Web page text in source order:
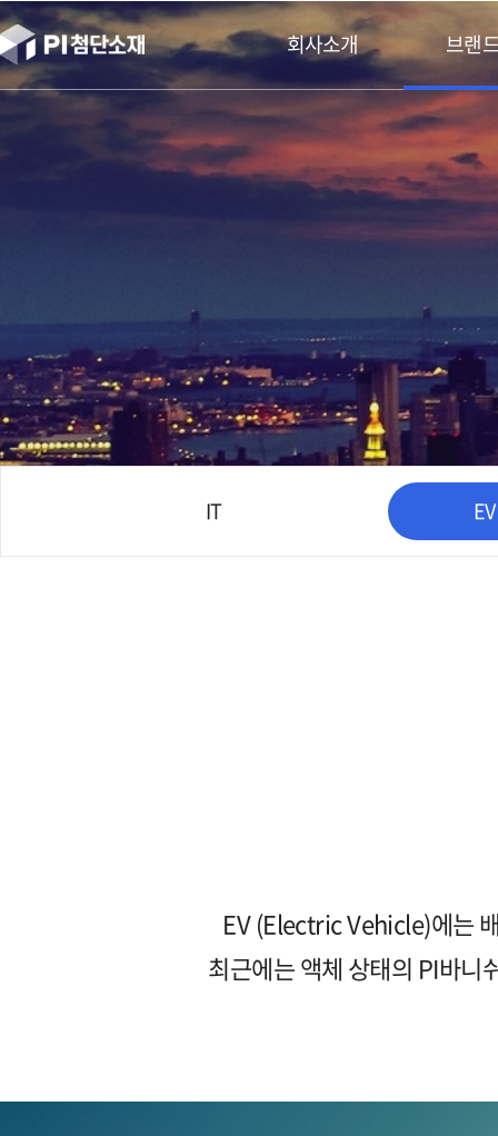
본문바로가기
회사소개 브랜
IT EV
EV (Electric Vehicle)에는
최근에는 액체 상태의 PI바니